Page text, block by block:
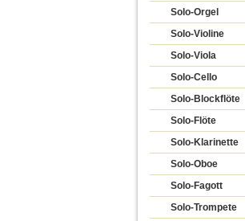
Solo-Orgel
Solo-Violine
Solo-Viola
Solo-Cello
Solo-Blockflöte
Solo-Flöte
Solo-Klarinette
Solo-Oboe
Solo-Fagott
Solo-Trompete